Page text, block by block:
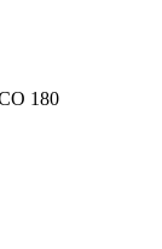
180